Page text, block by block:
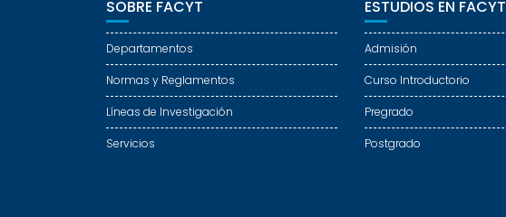
SOBRE FACYT
Departamentos
Normas y Reglamentos
Líneas de Investigación
Servicios
ESTUDIOS EN FACYT
Admisión
Curso Introductorio
Pregrado
Postgrado